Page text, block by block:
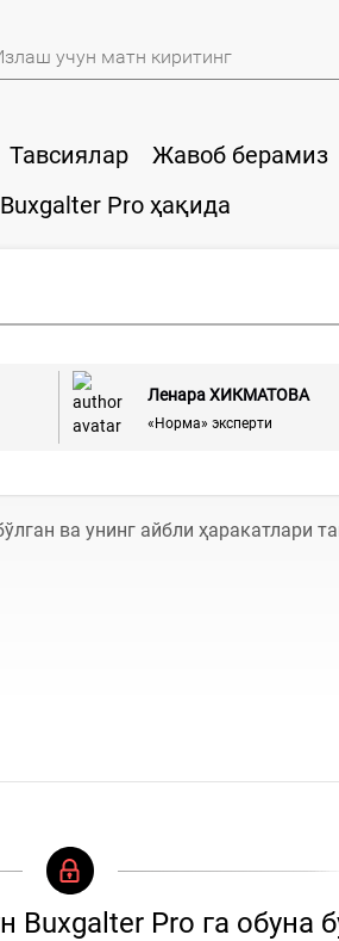
Тавсиялар Жавоб берамиз
Buxgalter Pro ҳақида
Ленара ХИКМАТОВА
«Норма» эксперти
ва унинг айбли ҳаракатлари
Pro га обуна